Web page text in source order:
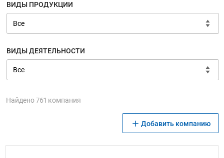
ВИДЫ ПРОДУКЦИИ
ВИДЫ ДЕЯТЕЛЬНОСТИ
Найдено 761 компания
Добавить компанию